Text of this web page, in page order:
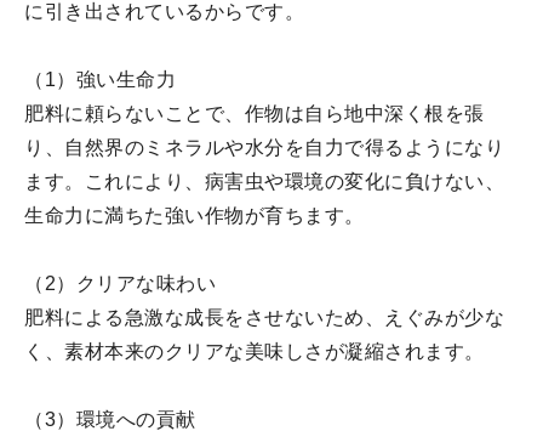
に引き出されているからです。
（1）強い生命力
肥料に頼らないことで、作物は自ら地中深く根を張
り、自然界のミネラルや水分を自力で得るようになり
ます。これにより、病害虫や環境の変化に負けない、
生命力に満ちた強い作物が育ちます。
（2）クリアな味わい
肥料による急激な成長をさせないため、えぐみが少な
く、素材本来のクリアな美味しさが凝縮されます。
（3）環境への貢献